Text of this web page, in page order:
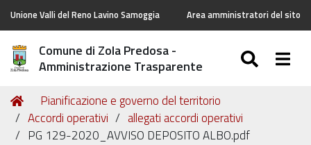
Unione Valli del Reno Lavino Samoggia Area amministratori del sito
Comune di Zola Predosa -
Amministrazione Trasparente
Tu
sei
qui:
Home
Pianificazione e governo del territorio
Accordi operativi
allegati accordi operativi
PG 129-2020_AVVISO DEPOSITO ALBO.pdf